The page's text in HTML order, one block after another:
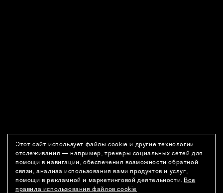
Этот сайт использует файлы cookie и другие технологии
отслеживания — например, трекеры социальных сетей для
помощи в навигации, обеспечения возможности обратной
связи, анализа использования вами продуктов и услуг,
помощи в рекламной и маркетинговой деятельности. Все
правила использования файлов cookie